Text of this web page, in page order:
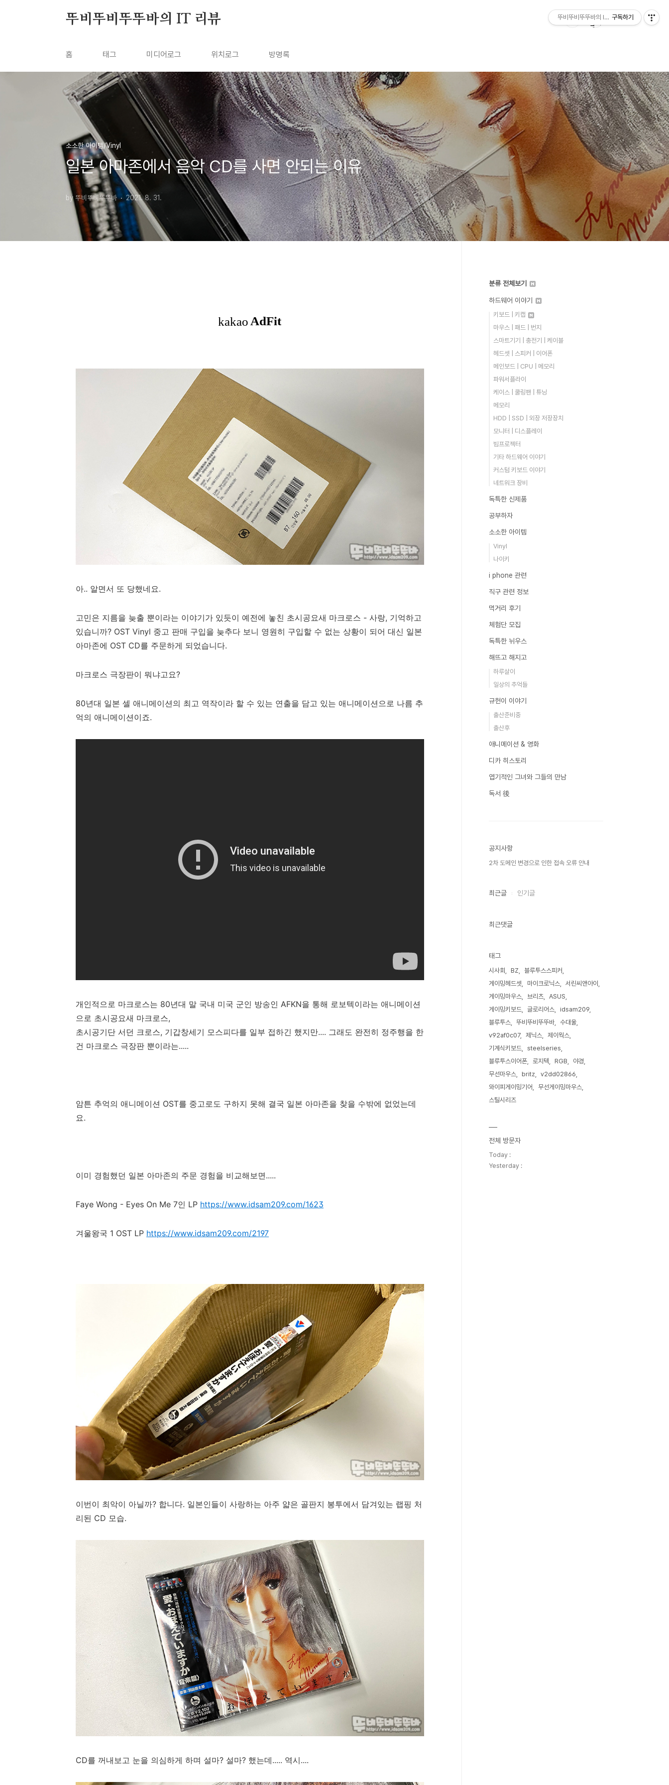
뚜비뚜비뚜뚜바의 IT 리뷰
홈 태그 미디어로그 위치로그 방명록
소소한 아이템/Vinyl
일본 아마존에서 음악 CD를 사면 안되는 이유
by 뚜비뚜비뚜뚜바 2021. 8. 31.
아.. 알면서 또 당했네요.
고민은 지름을 늦출 뿐이라는 이야기가 있듯이 예전에 놓친 초시공요새 마크로스 - 사랑, 기억하고
있습니까? OST Vinyl 중고 판매 구입을 늦추다 보니 영원히 구입할 수 없는 상황이 되어 대신 일본
아마존에 OST CD를 주문하게 되었습니다.
마크로스 극장판이 뭐냐고요?
80년대 일본 셀 애니메이션의 최고 역작이라 할 수 있는 연출을 담고 있는 애니메이션으로 나름 추
억의 애니메이션이죠.
개인적으로 마크로스는 80년대 말 국내 미국 군인 방송인 AFKN을 통해 로보텍이라는 애니메이션
으로 초시공요새 마크로스,
초시공기단 서던 크로스, 기갑창세기 모스피다를 일부 접하긴 했지만.... 그래도 완전히 정주행을 한
건 마크로스 극장판 뿐이라는.....
암튼 추억의 애니메이션 OST를 중고로도 구하지 못해 결국 일본 아마존을 찾을 수밖에 없었는데
요.
이미 경험했던 일본 아마존의 주문 경험을 비교해보면.....
Faye Wong - Eyes On Me 7인 LP https://www.idsam209.com/1623
겨울왕국 1 OST LP https://www.idsam209.com/2197
이번이 최악이 아닐까? 합니다. 일본인들이 사랑하는 아주 얇은 골판지 봉투에서 담겨있는 랩핑 처
리된 CD 모습.
CD를 꺼내보고 눈을 의심하게 하며 설마? 설마? 했는데..... 역시....
분류 전체보기
하드웨어 이야기
키보드 | 키캡
마우스 | 패드 | 번지
스마트기기 | 충전기 | 케이블
헤드셋 | 스피커 | 이어폰
메인보드 | CPU | 메모리
파워서플라이
케이스 | 쿨링팬 | 튜닝
메모리
HDD | SSD | 외장 저장장치
모니터 | 디스플레이
빔프로젝터
기타 하드웨어 이야기
커스텀 키보드 이야기
네트워크 장비
독특한 신제품
공부하자
소소한 아이템
Vinyl
나이키
i phone 관련
직구 관련 정보
먹거리 후기
체험단 모집
독특한 뉘우스
해뜨고 해지고
하루살이
일상의 추억들
규헌이 이야기
출산준비중
출산후
애니메이션 & 영화
디카 히스토리
엽기적인 그녀와 그들의 만남
독서 後
공지사항
2차 도메인 변경으로 인한 접속 오류 안내
최근글 인기글
최근댓글
태그
시사회 BZ
블루투스스피커
게이밍헤드셋
마이크로닉스
서린씨앤아이
게이밍마우스
브리츠
ASUS
게이밍키보드
글로리어스
idsam209
블루투스
뚜비뚜비뚜뚜바
수대울
v92af0c07
제닉스
제이웍스
기계식키보드
steelseries
블루투스이어폰
로지텍 RGB
야경
무선마우스
britz
v2dd02866
와이피게이밍기어
무선게이밍마우스
스틸시리즈
전체 방문자
Today :
Yesterday :
뚜비뚜비뚜뚜바의 IT 리뷰구독하기